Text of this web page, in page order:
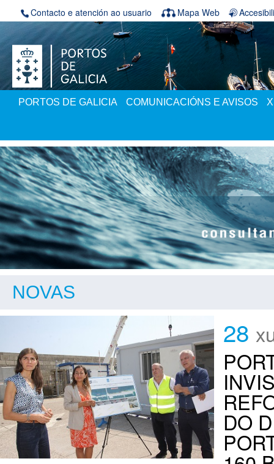
Volver ao contido
Contacto e atención ao usuario Mapa Web
PORTOS DE GALICIA COMUNICACIÓNS E AVISOS
NOVAS
28
DO